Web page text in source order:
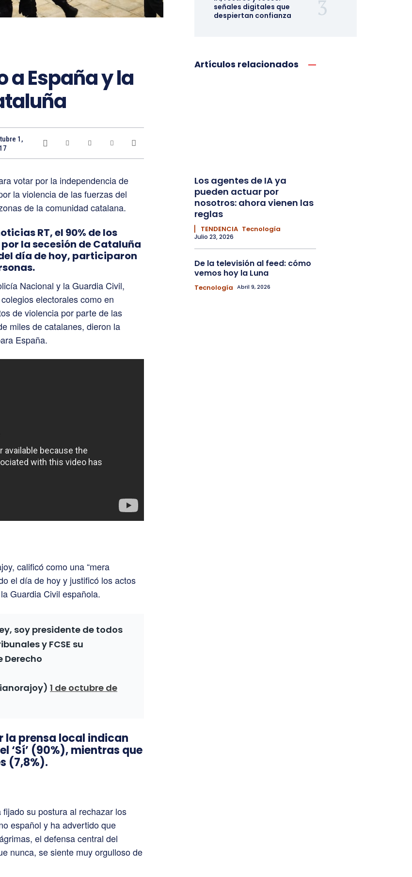
a España y la
1,
votar por la independencia de
la violencia de las fuerzas del
de la comunidad catalana.
RT, el 90% de los
la secesión de Cataluña
día de hoy, participaron
Nacional y la Guardia Civil,
electorales como en
de violencia por parte de las
miles de catalanes, dieron la
España.
calificó como una “mera
el día de hoy y justificó los actos
Guardia Civil española.
soy presidente de todos
y FCSE su
Derecho
1 de octubre de
prensa local indican
‘Sí’ (90%), mientras que
(7,8%).
su postura al rechazar los
español y ha advertido que
el defensa central del
nunca, se siente muy orgulloso de
señales digitales que
despiertan confianza
Artículos relacionados
Los agentes de IA ya
pueden actuar por
nosotros: ahora vienen las
reglas
▏ TENDENCIA Tecnología
Julio 23, 2026
De la televisión al feed: cómo
vemos hoy la Luna
Tecnología Abril 9, 2026